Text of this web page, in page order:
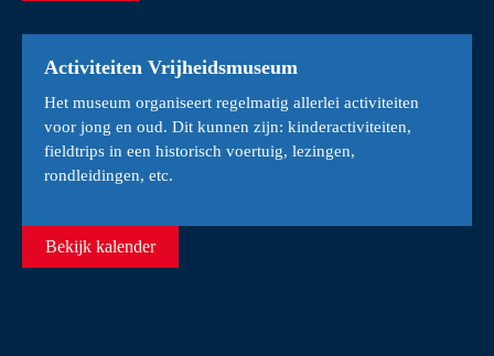
Activiteiten Vrijheidsmuseum
Het museum organiseert regelmatig allerlei activiteiten
voor jong en oud. Dit kunnen zijn: kinderactiviteiten,
fieldtrips in een historisch voertuig, lezingen,
rondleidingen, etc.
Bekijk kalender